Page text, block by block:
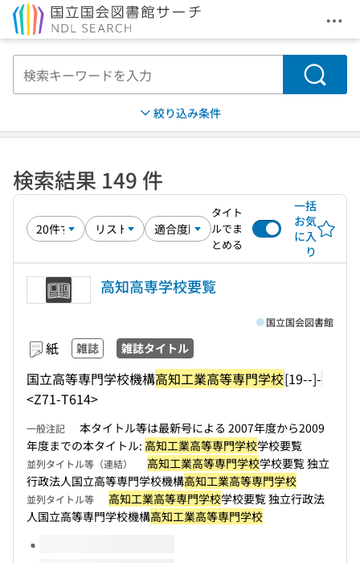
メ
検索
絞り込み条件
検索結果 149 件
タイト
ルでま
とめる
一括
お気
に入
り
高知高専学校要覧
紙 雑誌 雑誌タイトル
国立高等専門学校機構高知工業高等専門学校[19--]-
<Z71-T614>
国立国会図書館
一般注記
本タイトル等は最新号による 2007年度から2009
年度までの本タイトル: 高知工業高等専門学校学校要覧
並列タイトル等（連結） 高知工業高等専門学校学校要覧 独立
行政法人国立高等専門学校機構高知工業高等専門学校
並列タイトル等 高知工業高等専門学校学校要覧 独立行政法
人国立高等専門学校機構高知工業高等専門学校
このタイトルの巻号